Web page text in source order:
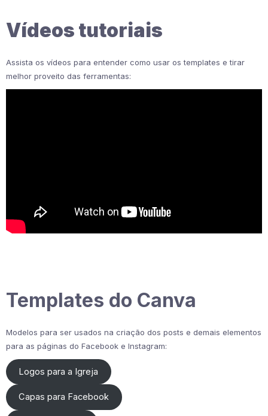
Vídeos tutoriais
Assista os vídeos para entender como usar os templates e tirar
melhor proveito das ferramentas:
Templates do Canva
Modelos para ser usados na criação dos posts e demais elementos
para as páginas do Facebook e Instagram:
Logos para a Igreja
Capas para Facebook